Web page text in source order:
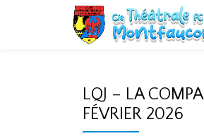
LQJ – LA
FÉVRIER 2026